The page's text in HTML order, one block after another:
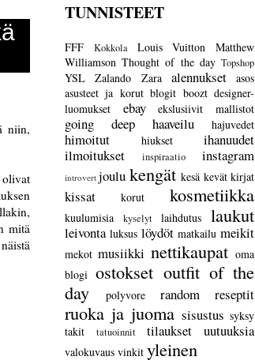
niin,
mitä
TUNNISTEET
FFF Kokkola Louis Vuitton
Matthew
Williamson Thought of the day Topshop
YSL Zalando Zara alennukset
asos
asusteet ja korut blogit boozt designer-
luomukset
ebay ekslusiivit mallistot
going deep haaveilu hajuvedet
himoitut hiukset
ihanuudet
ilmoitukset
inspiraatio instagram
introvert joulu kengät kesä kevät kirjat
kissat korut kosmetiikka
kuulumisia kyselyt laihdutus laukut
leivonta luksus löydöt matkailu meikit
mekot musiikki nettikaupat oma
blogi ostokset outfit of the
day
polyvore random reseptit
ruoka ja juoma sisustus syksy
takit
tatuoinnit tilaukset uutuuksia
valokuvaus vinkit yleinen